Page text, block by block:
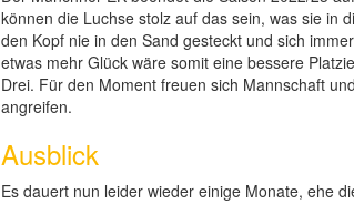
können die Luchse stolz auf das sein, was sie in
den Kopf nie in den Sand gesteckt und sich
etwas mehr Glück wäre somit eine bessere
Drei. Für den Moment freuen sich Mannschaft
angreifen.
Ausblick
Es dauert nun leider wieder einige Monate, ehe